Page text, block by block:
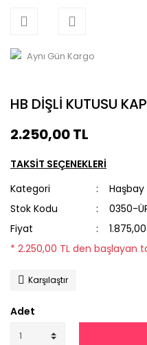
Aynı Gün Kargo
HB DİŞLİ KUTUSU
2.250,00 TL
TAKSİT SEÇENEKLERİ
Kategori
Stok Kodu
0350-
Fiyat
* 2.250,00 TL den başlayan
Karşılaştır
Adet